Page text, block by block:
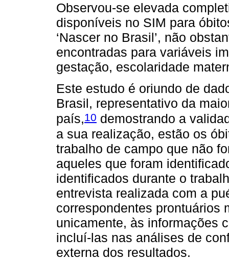
Observou-se elevada
disponíveis no SIM para
‘Nascer no Brasil’, não
encontradas para variáveis
gestação, escolaridade
Este estudo é oriundo de
Brasil, representativo da
país,10 demostrando a
a sua realização, estão os
trabalho de campo que não
aqueles que foram
identificados durante o
entrevista realizada com a
correspondentes prontuários
unicamente, às informações
incluí-las nas análises de
externa dos resultados.